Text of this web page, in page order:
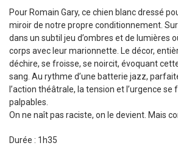
Pour Romain Gary, ce chien blanc dressé
miroir de notre propre conditionnement.
dans un subtil jeu d’ombres et de lumières
corps avec leur marionnette. Le décor,
déchire, se froisse, se noircit, évoquant
sang. Au rythme d’une batterie jazz,
l’action théâtrale, la tension et l’urgence se
palpables.
On ne naît pas raciste, on le devient. Mais
Durée : 1h35